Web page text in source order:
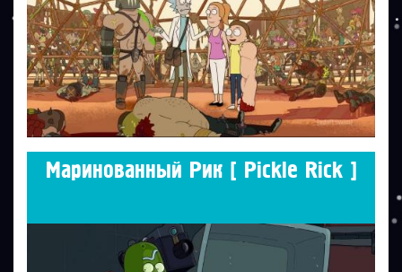
Маринованный Рик [ Pickle Rick ]